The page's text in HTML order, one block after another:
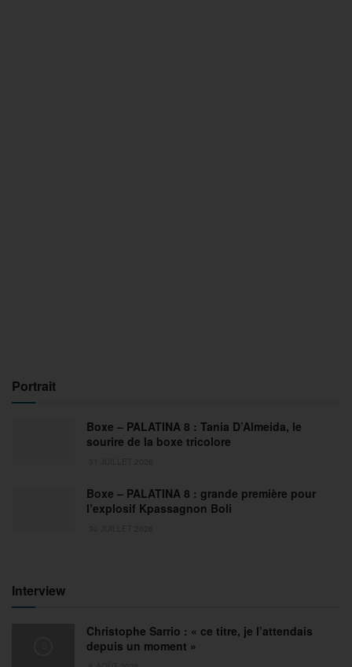
Portrait
Boxe – PALATINA 8 : Tania D’Almeida, le
sourire de la boxe tricolore
Boxe – PALATINA 8 : grande première pour
l’explosif Kpassagnon Boli
Interview
Christophe Sarrio : « ce titre, je l’attendais
depuis un moment »